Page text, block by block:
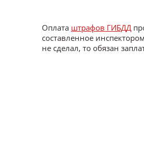
Оплата штрафов ГИБДД
составленное
не сделал, то обязан